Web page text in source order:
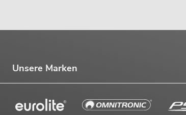
Unsere Marken